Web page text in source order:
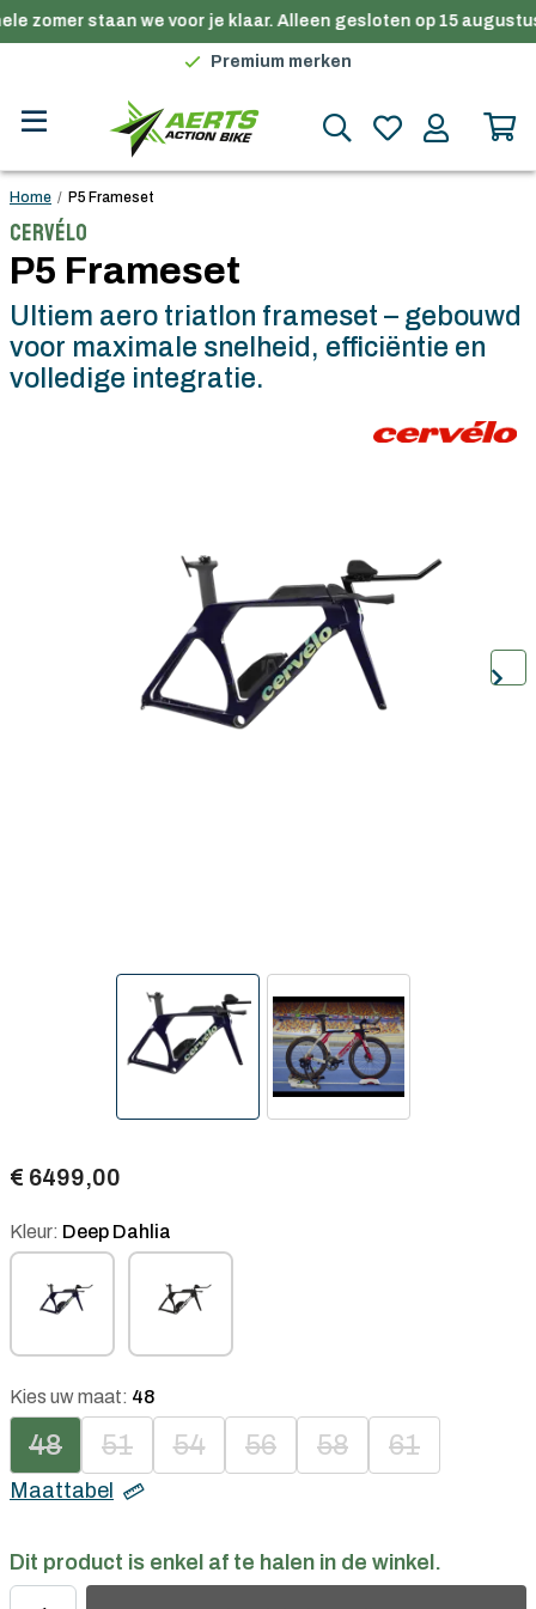
zomer staan we voor je klaar. Alleen gesloten op 15
Gratis verzending in België vanaf €100
Premium merken
Gratis verzending in België vanaf €100
Home / P5 Frameset
Cervélo
P5 Frameset
Ultiem aero triatlon frameset – gebouwd
voor maximale snelheid, efficiëntie en
volledige integratie.
€ 6499,00
Kleur: Deep Dahlia
Kies uw maat: 48
48 51 54 56 58 61
Maattabel
Dit product is enkel af te halen in de winkel.